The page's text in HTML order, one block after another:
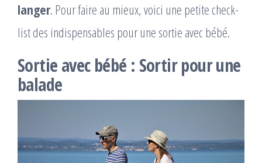
langer. Pour faire au mieux, voici une petite check-
list des indispensables pour une sortie avec bébé.
Sortie avec bébé : Sortir pour une
balade